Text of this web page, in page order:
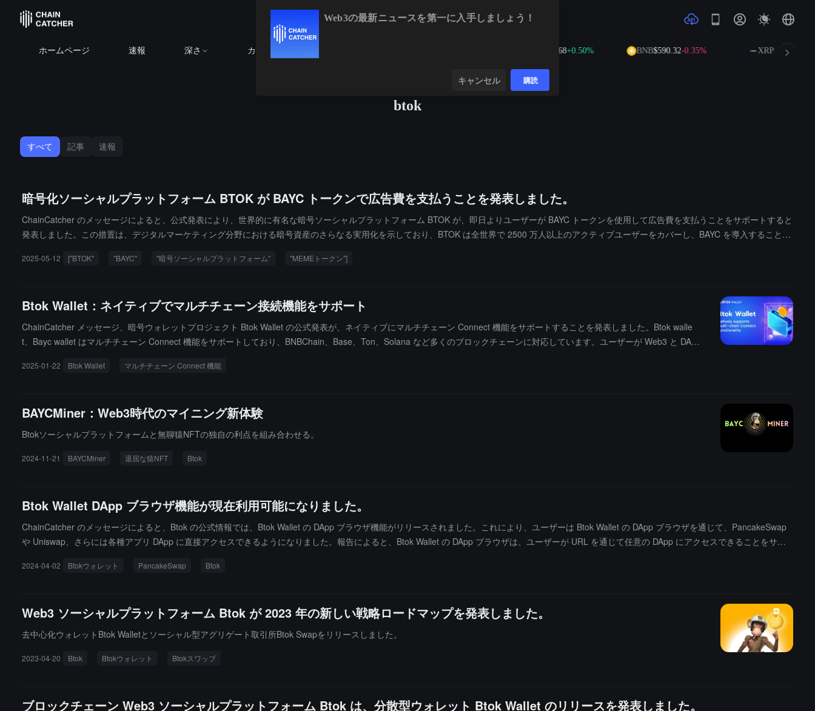
ホームページ 速報 深さ カレンダー +0.50% BNB$590.32-0.35% XRP$1.03 -1.36%
btok
すべて 記事 速報
暗号化ソーシャルプラットフォーム BTOK が BAYC トークンで広告費を支払うことを発表しました。
ChainCatcher のメッセージによると、公式発表により、世界的に有名な暗号ソーシャルプラットフォーム BTOK が、即日よりユーザーが BAYC トークンを使用して広告費を支払うことをサポートすると
発表しました。この措置は、デジタルマーケティング分野における暗号資産のさらなる実用化を示しており、BTOK は全世界で 2500 万人以上のアクティブユーザーをカバーし、BAYC を導入すること
ルプラットフォームです。BTOK のこの取り組みは、BAYC の流動性価値を高めるだけでなく、暗号エコシステムのクロスインテグレーションに新たな事例を提供します。MEME トークンのビジネスシ
2025-05-12 ["BTOK" "BAYC" "暗号ソーシャルプラットフォーム" "MEMEトークン"]
Btok Wallet：ネイティブでマルチチェーン接続機能をサポート
ChainCatcher メッセージ、暗号ウォレットプロジェクト Btok Wallet の公式発表が、ネイティブにマルチチェーン Connect 機能をサポートすることを発表しました。Btok walle
t、Bayc wallet はマルチチェーン Connect 機能をサポートしており、BNBChain、Base、Ton、Solana など多くのブロックチェーンに対応しています。ユーザーが Web3 と DApp
2025-01-22 Btok Wallet マルチチェーン Connect 機能
BAYCMiner：Web3時代のマイニング新体験
Btokソーシャルプラットフォームと無聊猿NFTの独自の利点を組み合わせる。
2024-11-21 BAYCMiner 退屈な猿NFT Btok
Btok Wallet DApp ブラウザ機能が現在利用可能になりました。
ChainCatcher のメッセージによると、Btok の公式情報では、Btok Wallet の DApp ブラウザ機能がリリースされました。これにより、ユーザーは Btok Wallet の DApp ブラウザを通じて、PancakeSwap
や Uniswap、さらには各種アプリ DApp に直接アクセスできるようになりました。報告によると、Btok Wallet の DApp ブラウザは、ユーザーが URL を通じて任意の DApp にアクセスできることをサポ
Wallet は DApp サイト/認可契約の安全検査を提供しており、ユーザーが DApp に接続し、インタラクションを行う際の安全性を効果的に向上させています。
2024-04-02 Btokウォレット PancakeSwap Btok
Web3 ソーシャルプラットフォーム Btok が 2023 年の新しい戦略ロードマップを発表しました。
去中心化ウォレットBtok Walletとソーシャル型アグリゲート取引所Btok Swapをリリースしました。
2023-04-20 Btok Btokウォレット Btokスワップ
ブロックチェーン Web3 ソーシャルプラットフォーム Btok は、分散型ウォレット Btok Wallet のリリースを発表しました。
Web3の最新ニュースを第一に入手しましょう！
キャンセル 購読